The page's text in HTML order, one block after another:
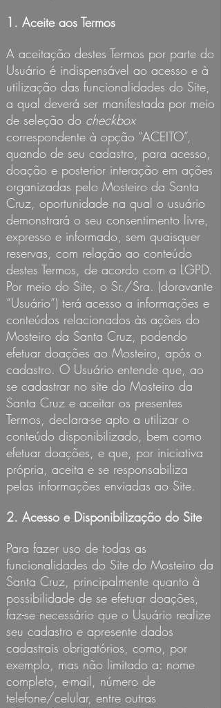
1. Aceite aos Termos
A aceitação destes Termos por parte do
Usuário é indispensável ao acesso e à
utilização das funcionalidades do Site,
a qual deverá ser manifestada por meio
de seleção do checkbox
correspondente à opção “ACEITO”,
quando de seu cadastro, para acesso,
doação e posterior interação em ações
organizadas pelo Mosteiro da Santa
Cruz, oportunidade na qual o usuário
demonstrará o seu consentimento livre,
expresso e informado, sem quaisquer
reservas, com relação ao conteúdo
destes Termos, de acordo com a LGPD.
Por meio do Site, o Sr./Sra. (doravante
“Usuário”) terá acesso a informações e
conteúdos relacionados às ações do
Mosteiro da Santa Cruz, podendo
efetuar doações ao Mosteiro, após o
cadastro. O Usuário entende que, ao
se cadastrar no site do Mosteiro da
Santa Cruz e aceitar os presentes
Termos, declara-se apto a utilizar o
conteúdo disponibilizado, bem como
efetuar doações, e que, por iniciativa
própria, aceita e se responsabiliza
pelas informações enviadas ao Site.
2. Acesso e Disponibilização do Site
Para fazer uso de todas as
funcionalidades do Site do Mosteiro da
Santa Cruz, principalmente quanto à
possibilidade de se efetuar doações,
faz-se necessário que o Usuário realize
seu cadastro e apresente dados
cadastrais obrigatórios, como, por
exemplo, mas não limitado a: nome
completo, e-mail, número de
telefone/celular, entre outras